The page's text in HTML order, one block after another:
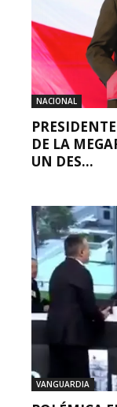
NACIONAL
DE LA
UN DES...
VANGUARDIA